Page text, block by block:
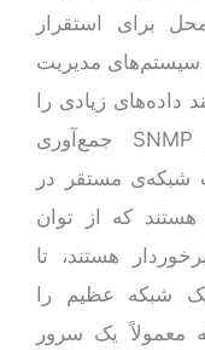
برای استقرار
سیستم‌های مدیریت
داده‌های زیادی را
تولید کنند که از Telemetryو SNMP جمع‌آوری
شبکه‌ی مستقر در
که از توان
هستند، تا
یک شبکه عظیم را
معمولاً یک سرور